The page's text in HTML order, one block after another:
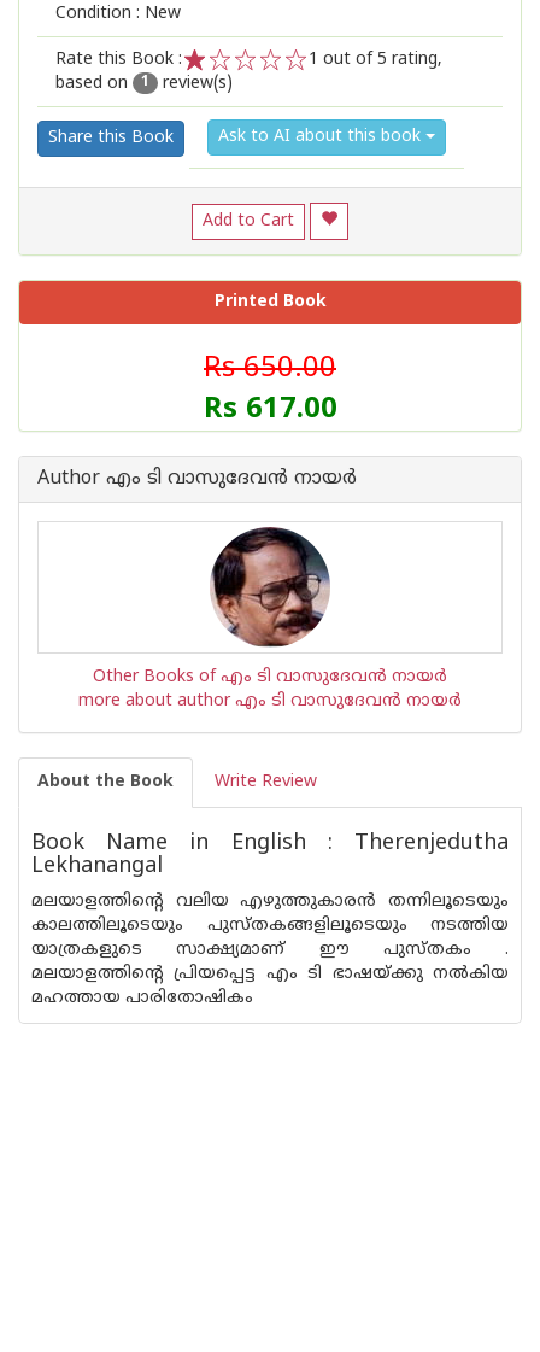
Condition : New
Rate this Book :
2
1
1 out of 5 rating,
based on
1 review(s)
Share this Book Ask to AI about this book
Add to Cart
Printed Book
Rs 650.00
Rs 617.00
Author എം ടി വാസുദേവന്‍ നായര്‍
Other Books of എം ടി വാസുദേവന്‍ നായര്‍
more about author എം ടി വാസുദേവന്‍ നായര്‍
About the Book Write Review
Book Name in English : Therenjedutha
Lekhanangal
മലയാളത്തിന്റെ വലിയ എഴുത്തുകാരന്‍ തന്നിലൂടെയും
കാലത്തിലൂടെയും പുസ്തകങ്ങളിലൂടെയും നടത്തിയ
യാത്രകളുടെ സാക്ഷ്യമാണ് ഈ പുസ്തകം .
മലയാളത്തിന്റെ പ്രിയപ്പെട്ട എം ടി ഭാഷയ്ക്കു നല്‍കിയ
മഹത്തായ പാരിതോഷികം